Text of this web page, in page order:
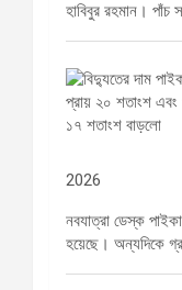
হাবিবুর রহমান। পাঁচ
2026
নবযাত্রা ডেস্ক
হয়েছে। অন্যদিকে